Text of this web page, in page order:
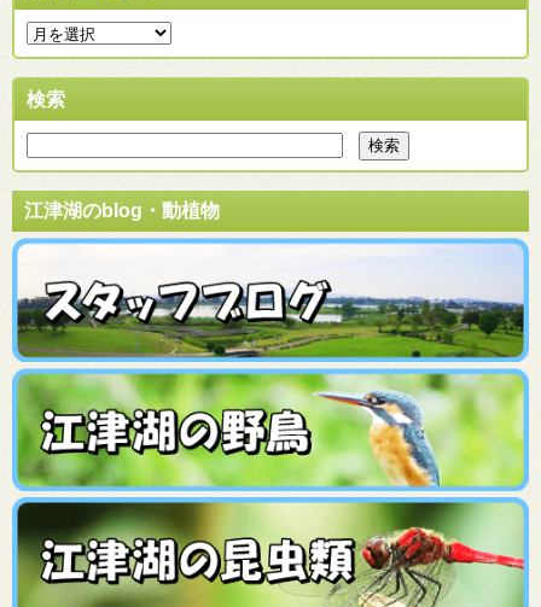
検索
江津湖のblog・動植物